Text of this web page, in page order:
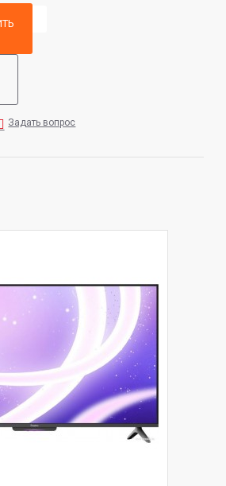
Задать вопрос